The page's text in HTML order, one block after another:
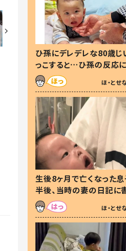
ひ孫にデレデレな80歳じ
っこすると…ひ孫の反応
した」「可愛くて仕方ない」
ほ・と
生後8ヶ月で亡くなった
半後、当時の妻の日記に
た本音とは
ほ・と